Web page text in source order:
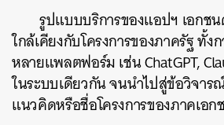
รูปแบบบริการของแอปฯ เอกช
ใกล้เคียงกับโครงการของภาครัฐ ทั้ง
หลายแพลตฟอร์ม เช่น ChatGPT,
ในระบบเดียวกัน จนนำไปสู่ข้อวิจาร
แนวคิดหรือชื่อโครงการของภาคเอก